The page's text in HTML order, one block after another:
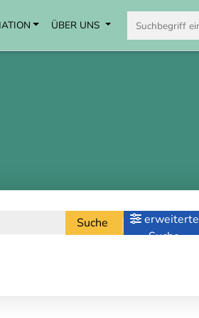
ÜBER UNS
Suche
erweiterte
Suche